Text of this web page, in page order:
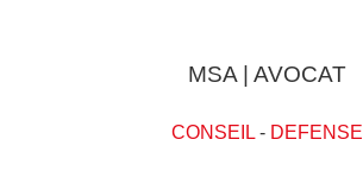
MSA | AVOCAT
CONSEIL- DEFENSE